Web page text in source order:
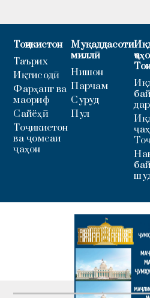
Тоҷикистон
Таърих
Иқтисодӣ
Фарҳанг ва
маориф
Сайёҳӣ
Тоҷикистон
ва ҷомеаи
ҷаҳон
Муқаддасоти
миллӣ
Нишон
Парчам
Суруд
Пул